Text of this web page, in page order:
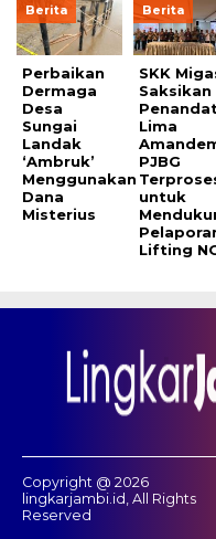
Berita
Perbaikan
Dermaga
Desa
Sungai
Landak
‘Ambruk’
Menggunakan
Dana
Misterius
Berita
SKK
Saksikan
Lima
PJBG
untuk
Lifting
Copyright @ 2026
lingkarjambi.id, All Rights
Reserved